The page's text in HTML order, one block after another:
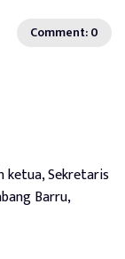
Comment: 0
ketua, Sekretaris
Barru,